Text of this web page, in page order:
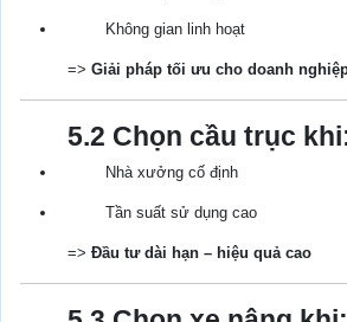
Không gian linh hoạt
=> Giải pháp tối ưu cho doanh
5.2 Chọn cầu trục
Nhà xưởng cố định
Tần suất sử dụng cao
=> Đầu tư dài hạn – hiệu quả cao